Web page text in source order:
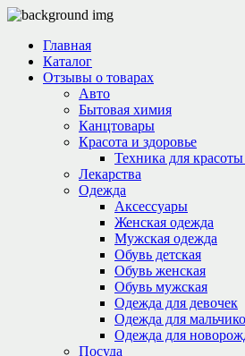
Главная
Каталог
Отзывы о товарах
Авто
Бытовая химия
Канцтовары
Красота и здоровье
Техника для
Лекарства
Одежда
Аксессуары
Женская одежда
Мужская одежда
Обувь детская
Обувь женская
Обувь мужская
Одежда для девочек
Одежда для
Одежда для
Посуда